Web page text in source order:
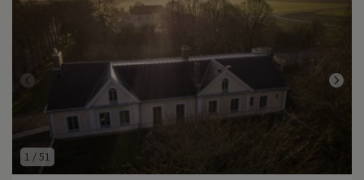
1 /51